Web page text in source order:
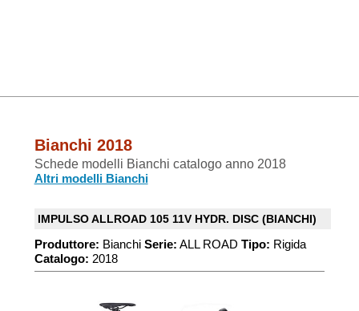
Bianchi 2018
Schede modelli Bianchi catalogo anno 2018
Altri modelli Bianchi
IMPULSO ALLROAD 105 11V HYDR. DISC (BIANCHI)
Produttore: Bianchi Serie: ALL ROAD Tipo: Rigida
Catalogo: 2018